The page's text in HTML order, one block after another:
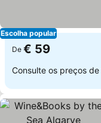
Escolha popular
De € 59
Consulte os preços de